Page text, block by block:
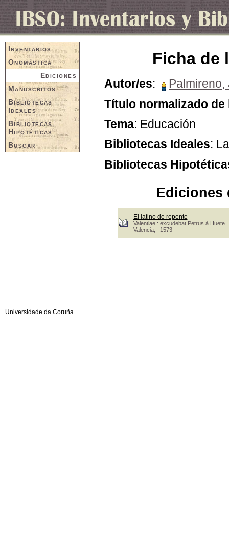
Inventarios
Onomástica
Ediciones
Manuscritos
Bibliotecas
Ideales
Bibliotecas
Hipotéticas
Buscar
Ficha de
Autor/es:
Título normalizado de
Tema: Educación
Bibliotecas Ideales:
Bibliotecas
Ediciones
El latino de repente
Valentiae : excudebat Petrus à Huete
Valencia, 1573
Universidade da Coruña